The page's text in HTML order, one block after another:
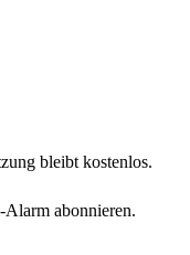
bleibt kostenlos.
Alarm abonnieren.